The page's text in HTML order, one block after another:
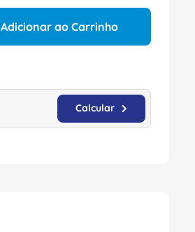
Adicionar ao Carrinho